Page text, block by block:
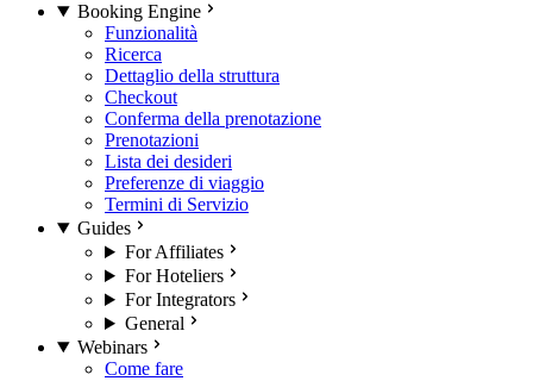
Booking Engine
Funzionalità
Ricerca
Dettaglio della struttura
Checkout
Conferma della prenotazione
Prenotazioni
Lista dei desideri
Preferenze di viaggio
Termini di Servizio
Guides
For Affiliates
For Hoteliers
For Integrators
General
Webinars
Come fare